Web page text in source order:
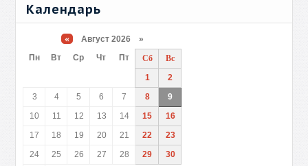
Календарь
« Август 2026 »
Пн
Вт Ср Чт Пт Сб
Вс
1
2
3
4 5 6 7 8
9
10
11 12 13 14 15
16
17
18 19 20 21 22
23
24
25 26 27 28 29
30